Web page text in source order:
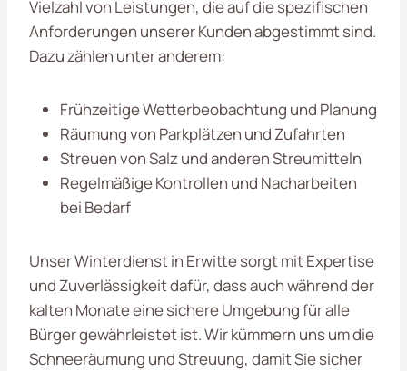
Vielzahl von Leistungen, die auf die spezifischen
Anforderungen unserer Kunden abgestimmt sind.
Dazu zählen unter anderem:
Frühzeitige Wetterbeobachtung und Planung
Räumung von Parkplätzen und Zufahrten
Streuen von Salz und anderen Streumitteln
Regelmäßige Kontrollen und Nacharbeiten
bei Bedarf
Unser Winterdienst in Erwitte sorgt mit Expertise
und Zuverlässigkeit dafür, dass auch während der
kalten Monate eine sichere Umgebung für alle
Bürger gewährleistet ist. Wir kümmern uns um die
Schneeräumung und Streuung, damit Sie sicher